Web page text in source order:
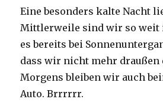
Eine besonders kalte Nacht
Mittlerweile sind wir so weit
es bereits bei
dass wir nicht mehr draußen
Morgens bleiben wir auch
Auto. Brrrrrr.